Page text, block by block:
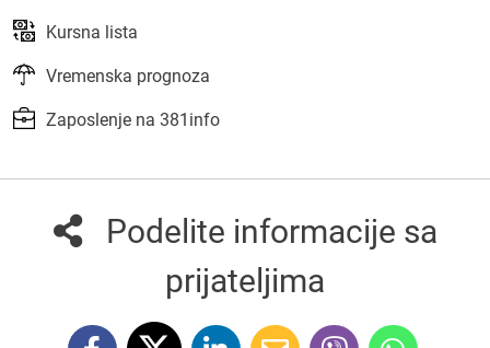
Kursna lista
Vremenska prognoza
Zaposlenje na 381info
Podelite informacije sa
prijateljima